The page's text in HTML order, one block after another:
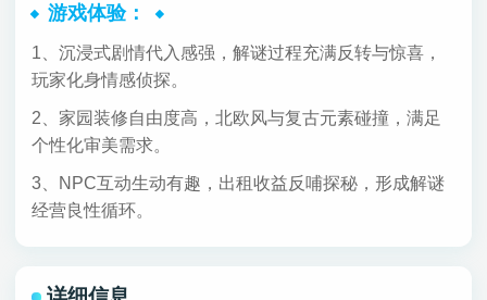
游戏体验：
1、沉浸式剧情代入感强，解谜过程充满反转与惊喜，
玩家化身情感侦探。
2、家园装修自由度高，北欧风与复古元素碰撞，满足
个性化审美需求。
3、NPC互动生动有趣，出租收益反哺探秘，形成解谜
经营良性循环。